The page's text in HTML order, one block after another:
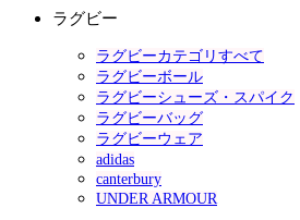
ラグビー
ラグビーカテゴリすべて
ラグビーボール
ラグビーシューズ・スパイク
ラグビーバッグ
ラグビーウェア
adidas
canterbury
UNDER ARMOUR